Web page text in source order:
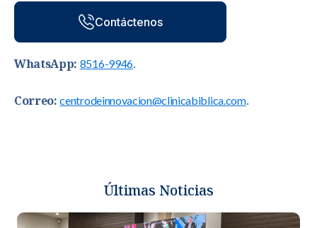
Contáctenos
WhatsApp: 8516-9946.
Correo: centrodeinnovacion@clinicabiblica.com.
Últimas Noticias